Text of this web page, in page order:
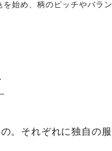
始め、柄のピッチやバラン
。それぞれに独自の服